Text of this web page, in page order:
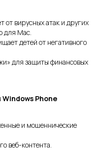
от вирусных атак и других
для Мас.
детей от негативного
для защиты финансовых
Phone
и мошеннические
веб-контента.